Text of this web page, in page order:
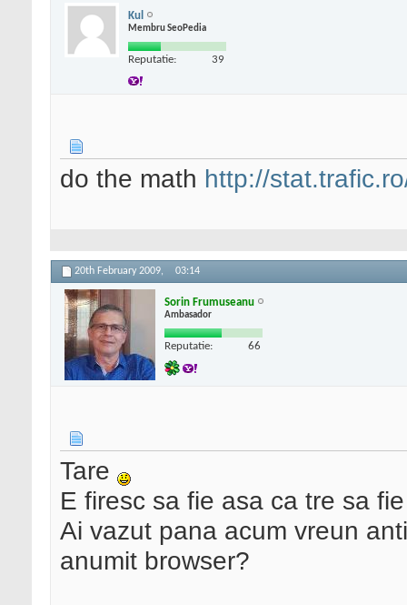
Kul
Membru SeoPedia
Reputatie: 39
do the math http://
20th February 2009, 03:14
Sorin Frumuseanu
Ambasador
Reputatie: 66
Tare
E firesc sa fie asa ca tre sa
Ai vazut pana acum vreun
anumit browser?